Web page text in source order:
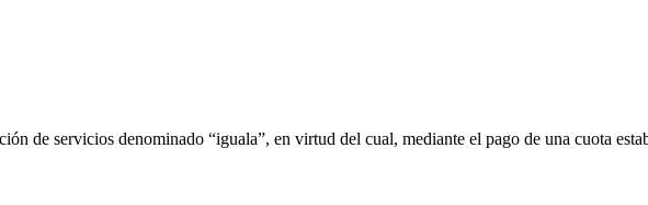
de servicios denominado “iguala”, en virtud del cual, mediante el pago de una cuota